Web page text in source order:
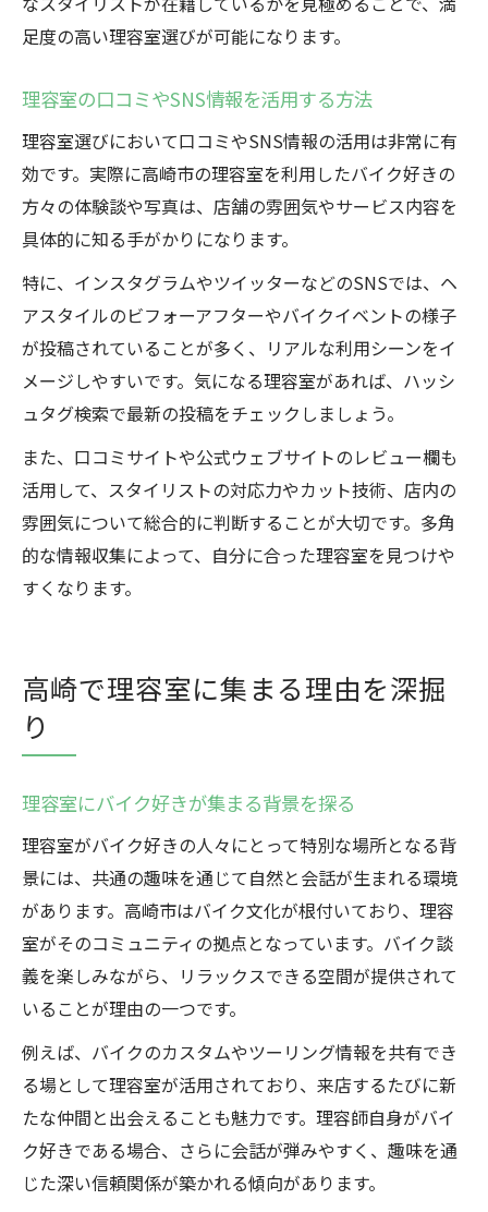
足度の高い理容室選びが可能になります。
理容室の口コミやSNS情報を活用する方法
理容室選びにおいて口コミやSNS情報の活用は非常に有
効です。実際に高崎市の理容室を利用したバイク好きの
方々の体験談や写真は、店舗の雰囲気やサービス内容を
具体的に知る手がかりになります。
特に、インスタグラムやツイッターなどのSNSでは、ヘ
アスタイルのビフォーアフターやバイクイベントの様子
が投稿されていることが多く、リアルな利用シーンをイ
メージしやすいです。気になる理容室があれば、ハッシ
ュタグ検索で最新の投稿をチェックしましょう。
また、口コミサイトや公式ウェブサイトのレビュー欄も
活用して、スタイリストの対応力やカット技術、店内の
雰囲気について総合的に判断することが大切です。多角
的な情報収集によって、自分に合った理容室を見つけや
すくなります。
高崎で理容室に集まる理由を深掘
り
理容室にバイク好きが集まる背景を探る
理容室がバイク好きの人々にとって特別な場所となる背
景には、共通の趣味を通じて自然と会話が生まれる環境
があります。高崎市はバイク文化が根付いており、理容
室がそのコミュニティの拠点となっています。バイク談
義を楽しみながら、リラックスできる空間が提供されて
いることが理由の一つです。
例えば、バイクのカスタムやツーリング情報を共有でき
る場として理容室が活用されており、来店するたびに新
たな仲間と出会えることも魅力です。理容師自身がバイ
ク好きである場合、さらに会話が弾みやすく、趣味を通
じた深い信頼関係が築かれる傾向があります。